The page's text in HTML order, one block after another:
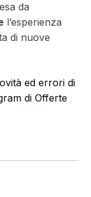
da
l’esperienza
di nuove
ed errori di
di Offerte